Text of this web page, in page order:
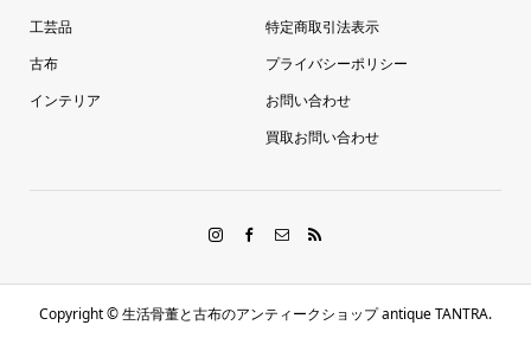
工芸品
古布
インテリア
特定商取引法表示
プライバシーポリシー
お問い合わせ
買取お問い合わせ
Copyright ©生活骨董と古布のアンティークショップ antique TANTRA.